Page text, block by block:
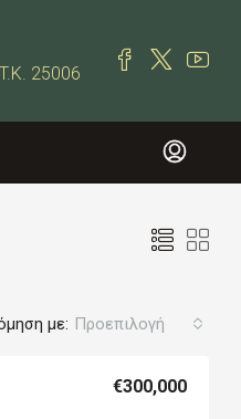
25006
με: Προεπιλογή
€300,000